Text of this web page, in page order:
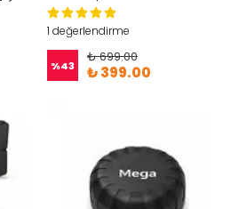
1 değerlendirme
%43
₺ 699.00
₺ 399.00